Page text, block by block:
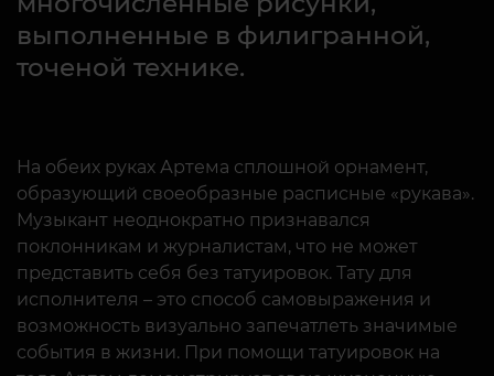
выполненные в филигранной,
точеной технике.
На обеих руках Артема сплошной орнамент,
образующий своеобразные расписные «рукава».
Музыкант неоднократно признавался
поклонникам и журналистам, что не может
представить себя без татуировок. Тату для
исполнителя – это способ самовыражения и
возможность визуально запечатлеть значимые
события в жизни. При помощи татуировок на